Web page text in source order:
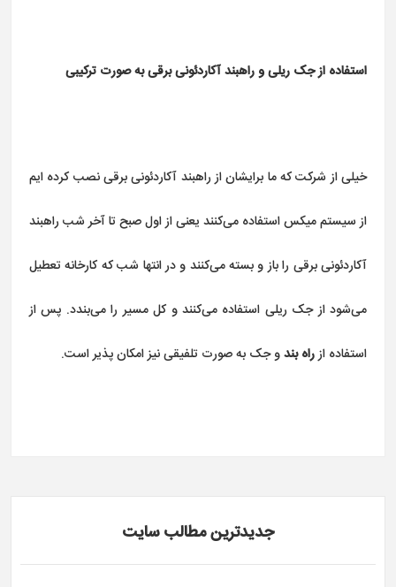
استفاده از جک ریلی و راهبند آکاردئونی برقی به صورت ترکیبی
خیلی از شرکت که ما برایشان از راهبند آکاردئونی برقی نصب کرده ایم
از سیستم میکس استفاده می‌کنند یعنی از اول صبح تا آخر شب راهبند
آکاردئونی برقی را باز و بسته می‌کنند و در انتها شب که کارخانه تعطیل
می‌شود از جک ریلی استفاده می‌کنند و کل مسیر را می‌بندد. پس از
استفاده ازراه بندو جک به صورت تلفیقی نیز امکان پذیر است.
جدیدترین مطالب سایت